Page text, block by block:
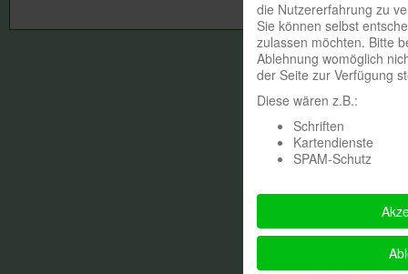
die Nutzererfahrung zu
Sie können selbst
zulassen möchten. Bitte
Ablehnung womöglich
der Seite zur Verfügung
Diese wären z.B.:
Schriften
Kartendienste
SPAM-Schutz